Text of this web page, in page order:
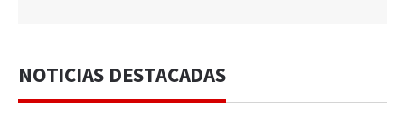
NOTICIAS DESTACADAS